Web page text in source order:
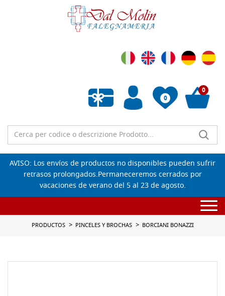
0
Lista de deseos vacía
0
AVISO: Los envíos de productos no disponibles pueden sufrir
retrasos prolongados.Permaneceremos cerrados por
vacaciones de verano del 5 al 23 de agosto.
PRODUCTOS PINCELES Y BROCHAS BORCIANI BONAZZI